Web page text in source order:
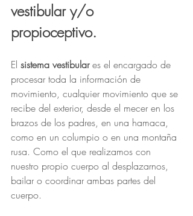
vestibular y/o
propioceptivo.
El sistema vestibular es el encargado de
procesar toda la información de
movimiento, cualquier movimiento que se
recibe del exterior, desde el mecer en los
brazos de los padres, en una hamaca,
como en un columpio o en una montaña
rusa. Como el que realizamos con
nuestro propio cuerpo al desplazarnos,
bailar o coordinar ambas partes del
cuerpo.